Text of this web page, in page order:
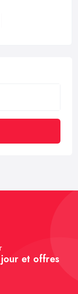
et offres